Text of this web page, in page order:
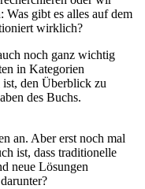
Was gibt es alles auf dem
wirklich?
noch ganz wichtig
in Kategorien
ist, den Überblick zu
des Buchs.
an. Aber erst noch mal
ist, dass traditionelle
neue Lösungen